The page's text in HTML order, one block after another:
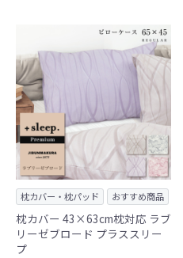
枕カバー・枕パッド おすすめ商品
枕カバー 43×63cm枕対応 ラブ
リーゼブロード プラススリー
プ